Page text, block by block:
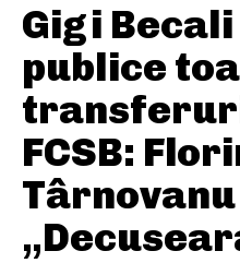
Gigi
publice
FCSB: